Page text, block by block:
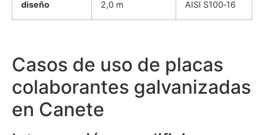
diseño 2,0 m AISI S100‑16
Casos de uso de placas
colaborantes galvanizadas
en Canete